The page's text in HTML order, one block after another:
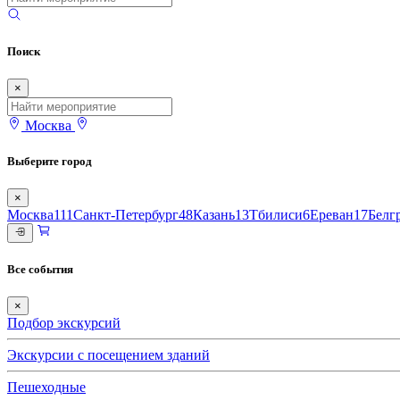
Поиск
×
Москва
Выберите город
×
Москва111Санкт-Петербург48Казань13Тбилиси6Ереван17
Все события
×
Подбор экскурсий
Экскурсии с посещением зданий
Пешеходные